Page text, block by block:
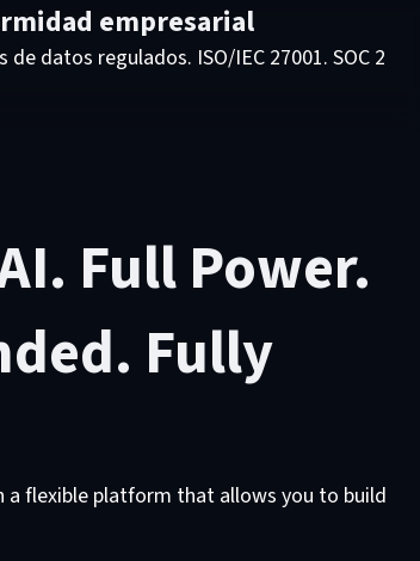
empresarial
datos regulados. ISO/IEC 27001. SOC 2
Full Power.
Fully
flexible platform that allows you to build